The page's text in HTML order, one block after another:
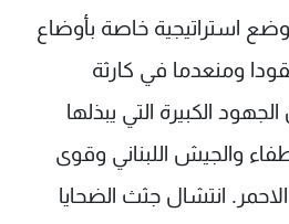
استراتيجية خاصة بأوضاع
ومنعدما في كارثة
الكبيرة التي يبذلها
والجيش اللبناني وقوى
انتشال جثث الضحايا